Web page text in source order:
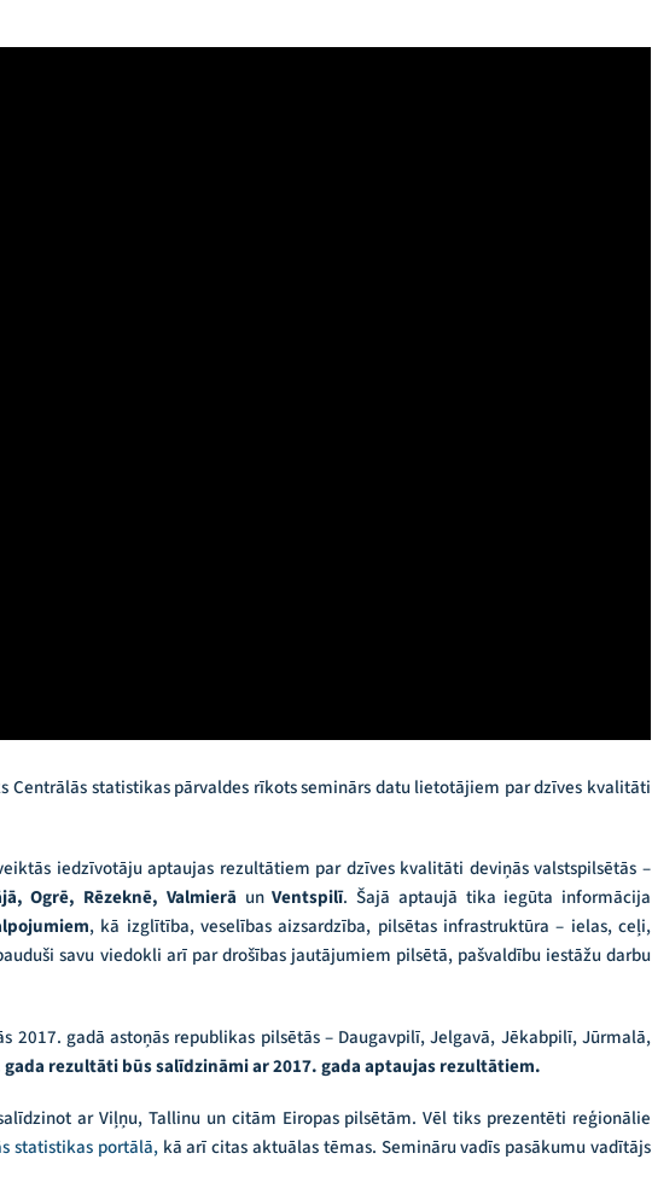
Centrālās statistikas pārvaldes rīkots seminārs datu lietotājiem par dzīves kvalitāti
iedzīvotāju aptaujas rezultātiem par dzīves kvalitāti deviņās valstspilsētās –
Ogrē, Rēzeknē, Valmierā unVentspilī. Šajā aptaujā tika iegūta informācija
, kā izglītība, veselības aizsardzība, pilsētas infrastruktūra – ielas, ceļi,
savu viedokli arī par drošības jautājumiem pilsētā, pašvaldību iestāžu darbu
2017. gadā astoņās republikas pilsētās – Daugavpilī, Jelgavā, Jēkabpilī, Jūrmalā,
gada rezultāti būs salīdzināmi ar 2017. gada aptaujas rezultātiem.
ar Viļņu, Tallinu un citām Eiropas pilsētām. Vēl tiks prezentēti reģionālie
statistikas portālā,kā arī citas aktuālas tēmas. Semināru vadīs pasākumu vadītājs